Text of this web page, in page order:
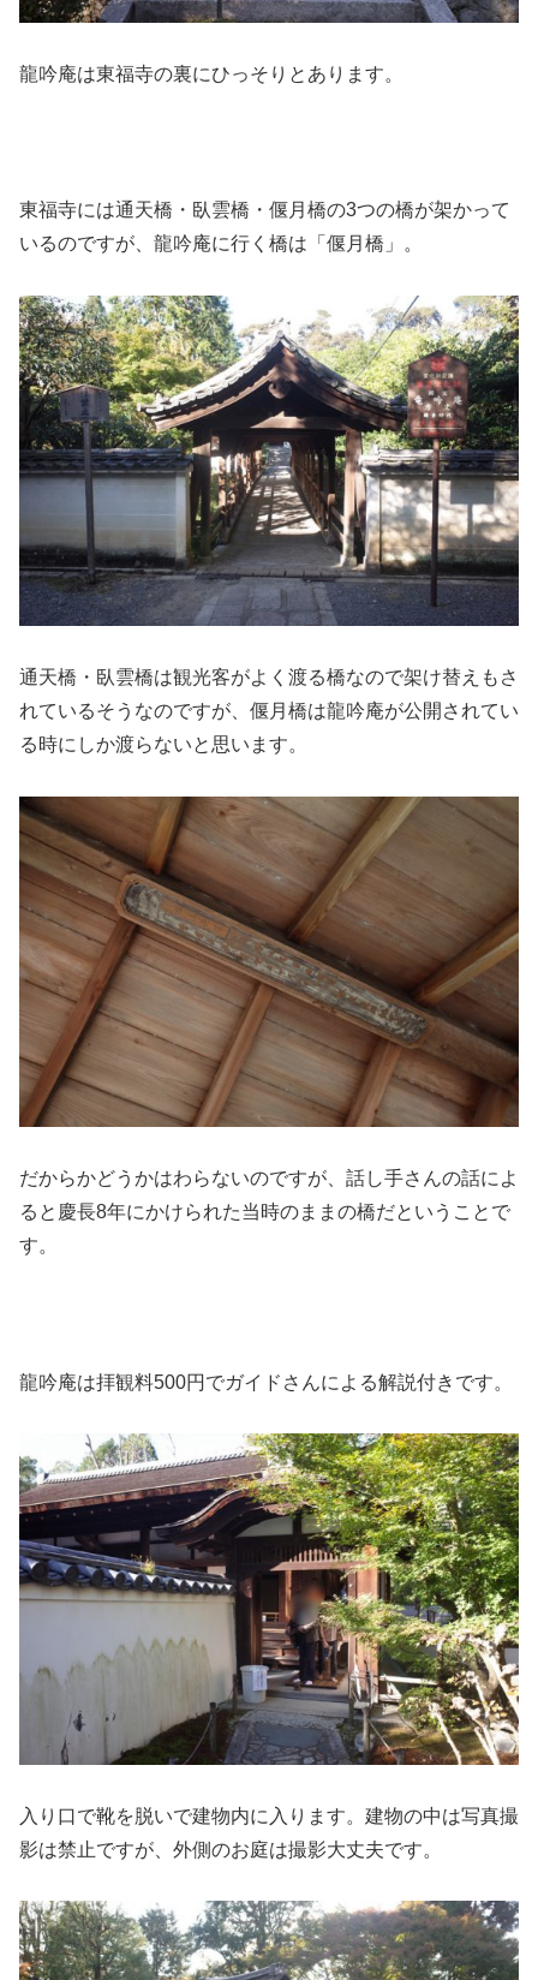
龍吟庵は東福寺の裏にひっそりとあります。
東福寺には通天橋・臥雲橋・偃月橋の3つの橋が架かって
いるのですが、龍吟庵に行く橋は「偃月橋」。
通天橋・臥雲橋は観光客がよく渡る橋なので架け替えもさ
れているそうなのですが、偃月橋は龍吟庵が公開されてい
る時にしか渡らないと思います。
だからかどうかはわらないのですが、話し手さんの話によ
ると慶長8年にかけられた当時のままの橋だということで
す。
龍吟庵は拝観料500円でガイドさんによる解説付きです。
入り口で靴を脱いで建物内に入ります。建物の中は写真撮
影は禁止ですが、外側のお庭は撮影大丈夫です。